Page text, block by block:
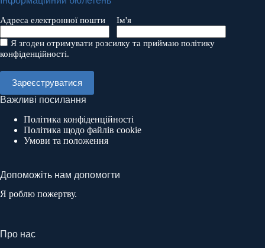
Адреса електронної пошти Ім'я
Я згоден отримувати розсилку та приймаю політику
конфіденційності.
Важливі посилання
Політика конфіденційності
Політика щодо файлів cookie
Умови та положення
Допоможіть нам допомогти
Я роблю пожертву.
Про нас